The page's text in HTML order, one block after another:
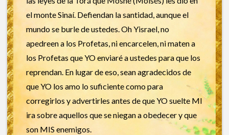
el monte Sinaí. Defiendan la santidad, aunque el
mundo se burle de ustedes. Oh Yisrael, no
apedreen a los Profetas, ni encarcelen, ni maten a
los Profetas que YO enviaré a ustedes para que los
reprendan. En lugar de eso, sean agradecidos de
que YO los amo lo suficiente como para
corregirlos y advertirles antes de que YO suelte MI
ira sobre aquellos que se niegan a obedecer y que
son MIS enemigos.